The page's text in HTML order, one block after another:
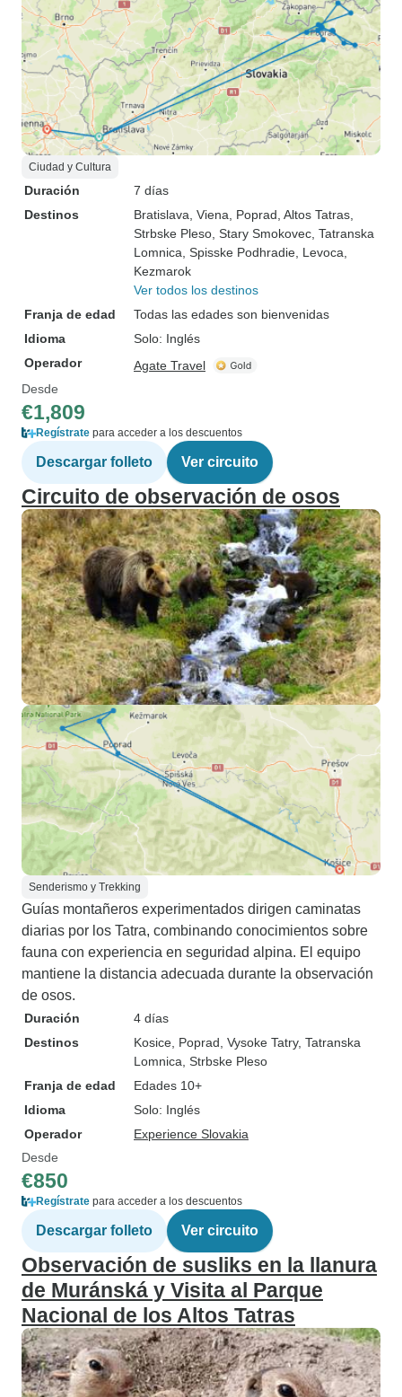
Ciudad y Cultura
Duración
7 días
Destinos
Bratislava , Viena , Poprad , Altos Tatras
Strbske Pleso , Stary Smokovec , Tatranska
Lomnica , Spisske Podhradie , Levoca
Kezmarok
Ver todos los destinos
Franja de edad
Todas las edades son bienvenidas
Idioma
Solo: Inglés
Operador
Agate Travel
Desde
€1,809
Regístrate para acceder a los descuentos
Descargar folleto Ver circuito
Circuito de observación de osos
Senderismo y Trekking
Guías montañeros experimentados dirigen caminatas
diarias por los Tatra, combinando conocimientos sobre
fauna con experiencia en seguridad alpina. El equipo
mantiene la distancia adecuada durante la observación
de osos.
Duración
4 días
Destinos
Kosice , Poprad , Vysoke Tatry, Tatranska
Lomnica , Strbske Pleso
Franja de edad
Edades 10+
Idioma
Solo: Inglés
Operador
Experience Slovakia
Desde
€850
Regístrate para acceder a los descuentos
Descargar folleto Ver circuito
Observación de susliks en la llanura
de Muránská y Visita al Parque
Nacional de los Altos Tatras